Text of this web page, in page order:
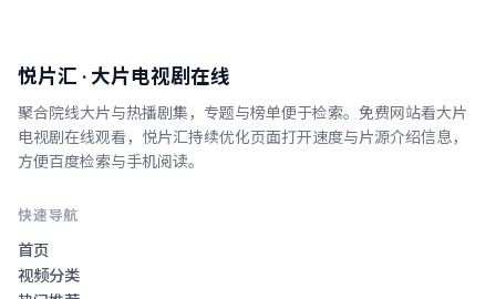
悦片汇 · 大片电视剧在线
聚合院线大片与热播剧集，专题与榜单便于检索。 免费网站看大片
电视剧在线观看 ， 悦片汇持续优化页面打开速度与片源介绍信息，
方便百度检索与手机阅读。
快速导航
首页
视频分类